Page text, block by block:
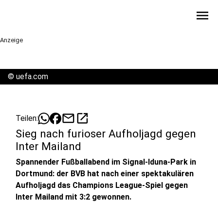
menu
Anzeige
© uefa.com
Teilen: mailopen_in_new
Sieg nach furioser Aufholjagd gegen
Inter Mailand
Spannender Fußballabend im Signal-Iduna-Park in
Dortmund: der BVB hat nach einer spektakulären
Aufholjagd das Champions League-Spiel gegen
Inter Mailand mit 3:2 gewonnen.